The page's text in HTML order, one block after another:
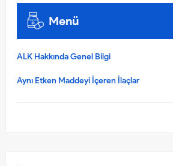
Menü
ALK Hakkında Genel Bilgi
Aynı Etken Maddeyi İçeren İlaçlar